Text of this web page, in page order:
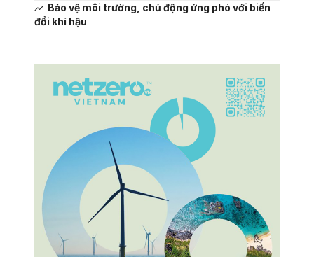
Bảo vệ môi trường, chủ động ứng phó với biến
đổi khí hậu